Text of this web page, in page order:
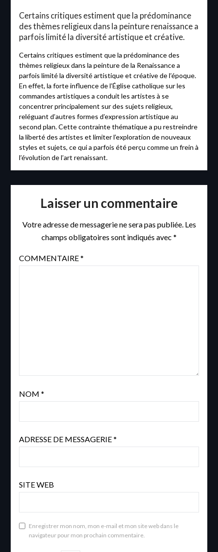
Certains critiques estiment que la prédominance
des thèmes religieux dans la peinture renaissance a
parfois limité la diversité artistique et créative.
Certains critiques estiment que la prédominance des
thèmes religieux dans la peinture de la Renaissance a
parfois limité la diversité artistique et créative de l’époque.
En effet, la forte influence de l’Église catholique sur les
commandes artistiques a conduit les artistes à se
concentrer principalement sur des sujets religieux,
reléguant d’autres formes d’expression artistique au
second plan. Cette contrainte thématique a pu restreindre
la liberté des artistes et limiter l’exploration de nouveaux
styles et sujets, ce qui a parfois été perçu comme un frein à
l’évolution de l’art renaissant.
Laisser un commentaire
Votre adresse de messagerie ne sera pas publiée. Les
champs obligatoires sont indiqués avec *
COMMENTAIRE*
NOM *
ADRESSE DE MESSAGERIE*
SITE WEB
Enregistrer mon nom, mon e-mail et mon site web dans le
navigateur pour mon prochain commentaire.